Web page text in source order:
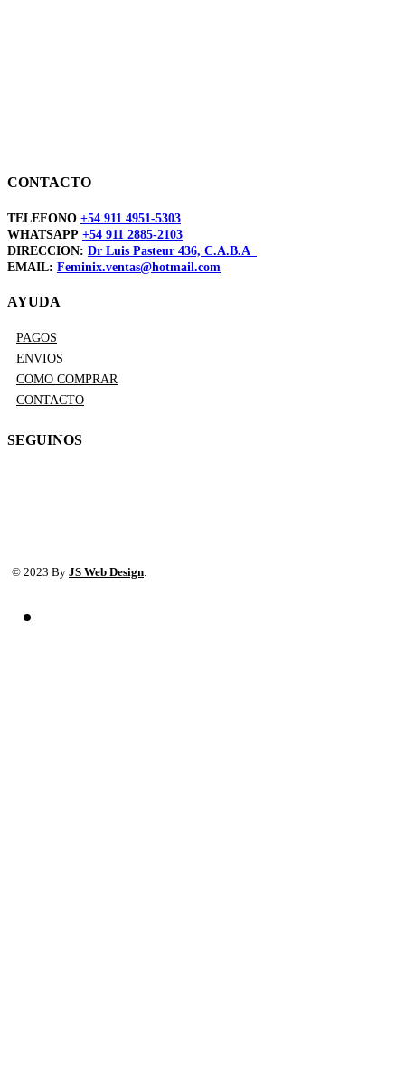
CONTACTO
TELEFONO +54 911 4951-5303
WHATSAPP +54 911 2885-2103
DIRECCION: Dr Luis Pasteur 436, C.A.B.A
EMAIL: Feminix.ventas@hotmail.com
AYUDA
PAGOS
ENVIOS
COMO COMPRAR
CONTACTO
SEGUINOS
© 2023 By JS Web Design.